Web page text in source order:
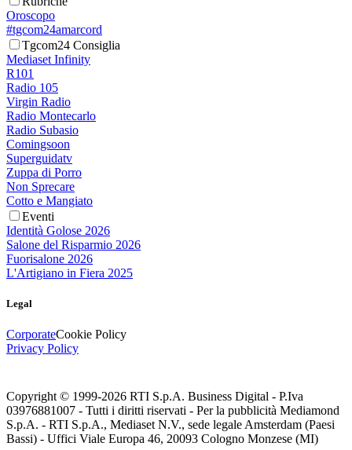
Oroscopo
#tgcom24amarcord
Tgcom24 Consiglia
Mediaset Infinity
R101
Radio 105
Virgin Radio
Radio Montecarlo
Radio Subasio
Comingsoon
Superguidatv
Zuppa di Porro
Non Sprecare
Cotto e Mangiato
Eventi
Identità Golose 2026
Salone del Risparmio 2026
Fuorisalone 2026
L'Artigiano in Fiera 2025
Legal
CorporateCookie Policy
Privacy Policy
Copyright © 1999-2026 RTI S.p.A. Business Digital - P.Iva
03976881007 - Tutti i diritti riservati - Per la pubblicità Mediamond
S.p.A. - RTI S.p.A., Mediaset N.V., sede legale Amsterdam (Paesi
Bassi) - Uffici Viale Europa 46, 20093 Cologno Monzese (MI)